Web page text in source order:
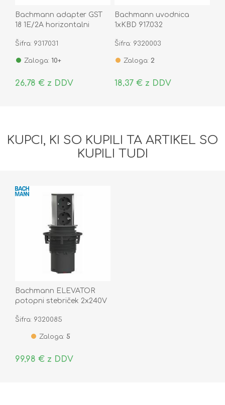
Bachmann adapter GST
18 1E/2A horizontalni
Šifra: 9317031
Zaloga: 10+
26,78 € z DDV
Bachmann uvodnica
1xKBD 917.032
Šifra: 9320003
Zaloga: 2
18,37 € z DDV
KUPCI, KI SO KUPILI TA ARTIKEL SO
KUPILI TUDI
Bachmann ELEVATOR
potopni stebriček 2x240V
Šifra: 9320085
Zaloga: 5
99,98 € z DDV